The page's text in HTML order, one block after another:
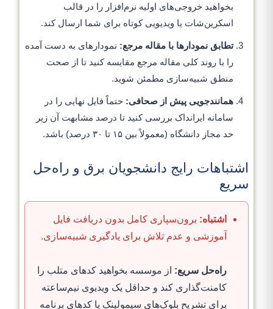
بخواهید خروجی‌های اولیه نرم‌افزار را در قالب
اسکرین‌شات یا ویدیویی کوتاه برای شما ارسال کند.
تطابق نمودارها با مقاله مرجع: نمودارهای به دست آمده
را با روند کلی مقاله مرجع مقایسه کنید تا از صحت
منطق شبیه‌سازی مطمئن شوید.
همانندجویی پیش از صحافی: حتماً فایل نهایی را در
سامانه ایرانداک بررسی کنید تا درصد مشابهت آن زیر
حد مجاز دانشگاه (معمولاً بین ۱۵ تا ۳۰ درصد) باشد.
اشتباهات رایج دانشجویان برق و راه‌حل
سریع
اشتباه: برون‌سپاری کامل بدون دریافت فایل
آموزشی و عدم تلاش برای یادگیری شبیه‌سازی.
راه‌حل سریع: از موسسه بخواهید کدهای متلب را
کامنت‌گذاری کند و حداقل یک ویدیوی نیم‌ساعته
برای تشریح بلوک‌های سیمولینک یا کدهای برنامه